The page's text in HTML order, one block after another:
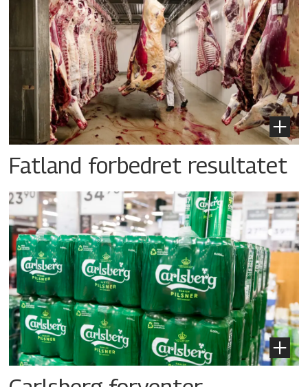
Fatland forbedret resultatet